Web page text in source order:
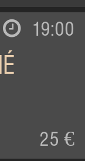
19:00
25 €